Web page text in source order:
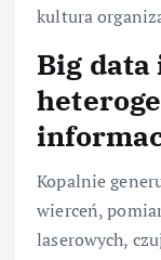
kultura
Big
Kopalnie
wierceń,
laserowych,